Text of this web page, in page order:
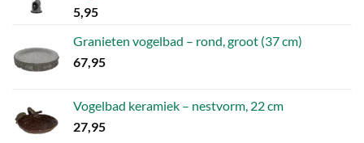
5,95
Granieten vogelbad – rond, groot (37 cm)
67,95
Vogelbad keramiek – nestvorm, 22 cm
27,95